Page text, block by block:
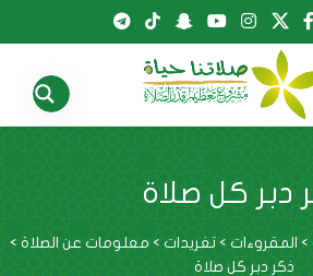
دبر كل صلاة
> المقروءات > تغريدات > معلومات عن الصلاة >
ذكر دبر كل صلاة